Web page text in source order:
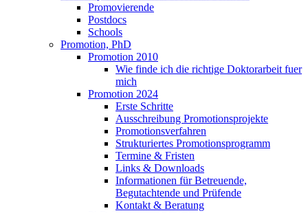
Promovierende
Postdocs
Schools
Promotion, PhD
Promotion 2010
Wie finde ich die richtige Doktorarbeit fuer
mich
Promotion 2024
Erste Schritte
Ausschreibung Promotionsprojekte
Promotionsverfahren
Strukturiertes Promotionsprogramm
Termine & Fristen
Links & Downloads
Informationen für Betreuende,
Begutachtende und Prüfende
Kontakt & Beratung